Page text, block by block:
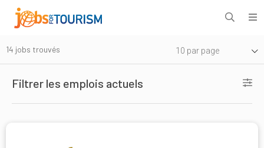
14 jobs trouvés 10 par page
Filtrer les emplois actuels